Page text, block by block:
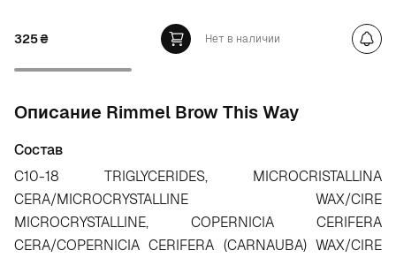
325₴ Нет в наличии
Oписание Rimmel Brow This Way
Состав
C10-18 TRIGLYCERIDES, MICROCRISTALLINA
CERA/MICROCRYSTALLINE WAX/CIRE
MICROCRYSTALLINE, COPERNICIA CERIFERA
CERA/COPERNICIA CERIFERA (CARNAUBA) WAX/CIRE